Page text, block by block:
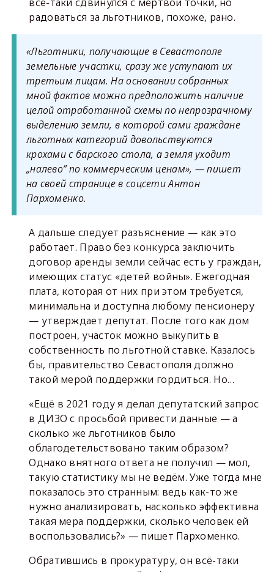
радоваться за льготников, похоже, рано.
«Льготники, получающие в Севастополе
земельные участки, сразу же уступают их
третьим лицам. На основании собранных
мной фактов можно предположить наличие
целой отработанной схемы по непрозрачному
выделению земли, в которой сами граждане
льготных категорий довольствуются
крохами с барского стола, а земля уходит
„налево” по коммерческим ценам», — пишет
на своей странице в соцсети Антон
Пархоменко.
А дальше следует разъяснение — как это
работает. Право без конкурса заключить
договор аренды земли сейчас есть у граждан,
имеющих статус «детей войны». Ежегодная
плата, которая от них при этом требуется,
минимальна и доступна любому пенсионеру
— утверждает депутат. После того как дом
построен, участок можно выкупить в
собственность по льготной ставке. Казалось
бы, правительство Севастополя должно
такой мерой поддержки гордиться. Но…
«Ещё в 2021 году я делал депутатский запрос
в ДИЗО с просьбой привести данные — а
сколько же льготников было
облагодетельствовано таким образом?
Однако внятного ответа не получил — мол,
такую статистику мы не ведём. Уже тогда мне
показалось это странным: ведь как-то же
нужно анализировать, насколько эффективна
такая мера поддержки, сколько человек ей
воспользовались?» — пишет Пархоменко.
Обратившись в прокуратуру, он всё-таки